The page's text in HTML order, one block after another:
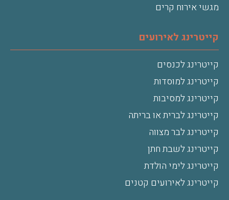
מגשי אירוח קרים
קייטרינג לאירועים
קייטרינג לכנסים
קייטרינג למוסדות
קייטרינג למסיבות
קייטרינג לברית או בריתה
קייטרינג לבר מצווה
קייטרינג לשבת חתן
קייטרינג לימי הולדת
קייטרינג לאירועים קטנים